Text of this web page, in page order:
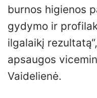
burnos higienos
gydymo ir
ilgalaikį
apsaugos
Vaidelienė.